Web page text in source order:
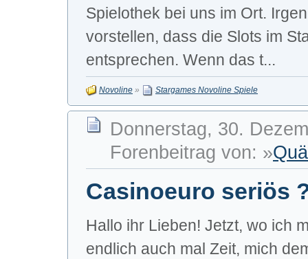
Spielothek bei uns im Ort.
vorstellen, dass die Slots im
entsprechen. Wenn das t...
Novoline » Stargames Novoline Spiele
Donnerstag, 30.
Forenbeitrag von: »
Casinoeuro seriös
Hallo ihr Lieben! Jetzt, wo ich
endlich auch mal Zeit, mich